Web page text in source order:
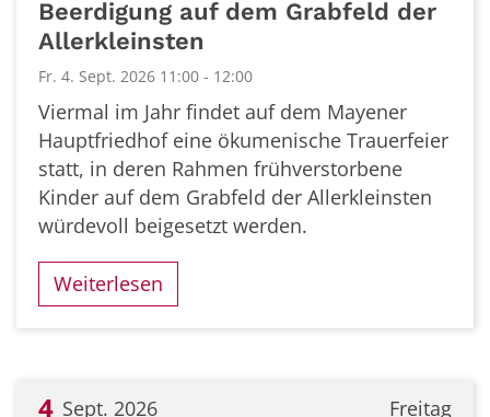
Beerdigung auf dem Grabfeld der
Allerkleinsten
Fr. 4. Sept. 2026 11:00 - 12:00
Viermal im Jahr findet auf dem Mayener
Hauptfriedhof eine ökumenische Trauerfeier
statt, in deren Rahmen frühverstorbene
Kinder auf dem Grabfeld der Allerkleinsten
würdevoll beigesetzt werden.
Weiterlesen
Freitag
4 Sept. 2026